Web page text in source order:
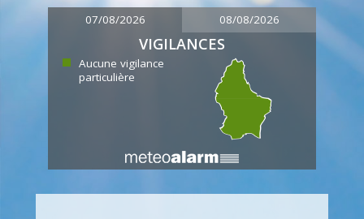
07/08/2026 08/08/2026
VIGILANCES
Aucune vigilance
particulière